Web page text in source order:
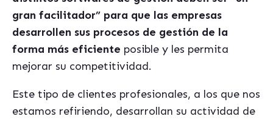
gran facilitador” para que las empresas
desarrollen sus procesos de gestión de la
forma más eficiente posible y les permita
mejorar su competitividad.
Este tipo de clientes profesionales, a los que nos
estamos refiriendo, desarrollan su actividad de